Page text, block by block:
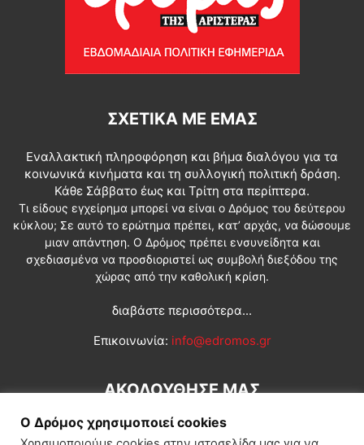
ΣΧΕΤΙΚΆ ΜΕ ΕΜΆΣ
Εναλλακτική πληροφόρηση και βήμα διαλόγου για τα
κοινωνικά κινήματα και τη συλλογική πολιτική δράση.
Κάθε Σάββατο έως και Τρίτη στα περίπτερα.
Τι είδους εγχείρημα μπορεί να είναι ο Δρόμος του δεύτερου
κύκλου; Σε αυτό το ερώτημα πρέπει, κατ’ αρχάς, να δώσουμε
μιαν απάντηση. Ο Δρόμος πρέπει ενσυνείδητα και
σχεδιασμένα να προσδιοριστεί ως συμβολή διεξόδου της
χώρας από την καθολική κρίση.
διαβάστε περισσότερα...
Επικοινωνία: info@edromos.gr
ΑΚΟΛΟΥΘΗΣΕ ΜΑΣ
Ο Δρόμος χρησιμοποιεί cookies